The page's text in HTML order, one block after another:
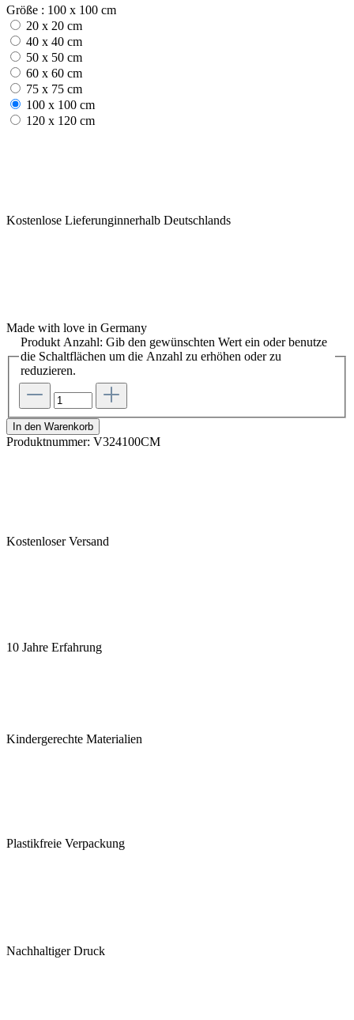
Größe : 100 x 100 cm
20 x 20 cm
40 x 40 cm
50 x 50 cm
60 x 60 cm
75 x 75 cm
100 x 100 cm
120 x 120 cm
Kostenlose Lieferunginnerhalb Deutschlands
Made with love in Germany
Produkt Anzahl: Gib den gewünschten Wert ein oder benutze
die Schaltflächen um die Anzahl zu erhöhen oder zu
reduzieren.
In den Warenkorb
Produktnummer: V324100CM
Kostenloser Versand
10 Jahre Erfahrung
Kindergerechte Materialien
Plastikfreie Verpackung
Nachhaltiger Druck